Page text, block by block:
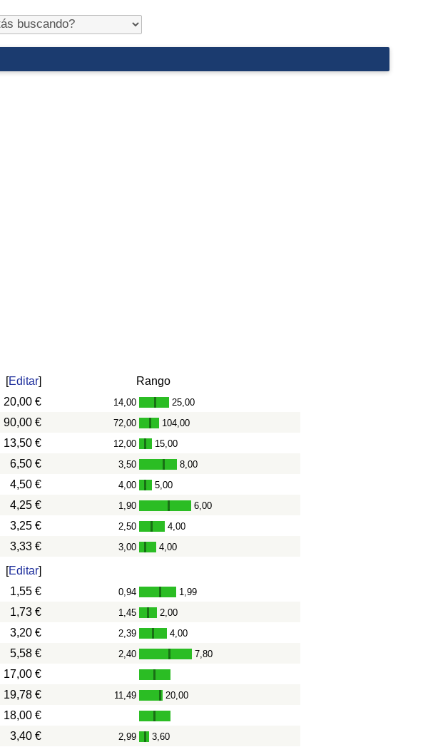
[Editar]
Rango
20,00 € 14,00 - 25,00
90,00 € 72,00 - 104,00
13,50 € 12,00 - 15,00
6,50 € 3,50 - 8,00
4,50 € 4,00 - 5,00
4,25 € 1,90 - 6,00
3,25 € 2,50 - 4,00
3,33 € 3,00 - 4,00
[Editar]
1,55 € 0,94 - 1,99
1,73 € 1,45 - 2,00
3,20 € 2,39 - 4,00
5,58 € 2,40 - 7,80
17,00 €
19,78 € 11,49 - 20,00
18,00 €
3,40 € 2,99 - 3,60